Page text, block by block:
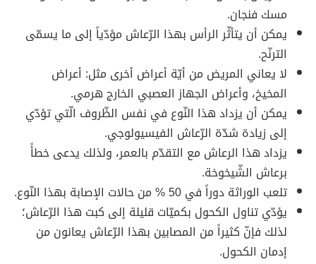
مسك فنجان.
يمكن أن يتأثّر الرأس بهذا الرّعاش مؤدّياً إلى ما يسمّى
الترنّح.
لا يعاني المريض من أيّة أعراض أخرى مثل: أعراض
المخيخ، وأعراض الجهاز العصبي الخارج هرمي.
يمكن أن يزداد هذا النّوع في نفس الظّروف الّتي تؤدّي
إلى زيادة شدّة الرّعاش الفيسيولوجي.
يزداد هذا الرعاش مع التقدّم بالعمر، ولذلك يدعى خطأً
برعاش الشّيخوخة.
تلعب الوراثة دوراً في 50 % من حالات الإصابة بهذا النّوع.
يؤدّي تناول الكحول بكميّات قليلة إلى كبت هذا الرّعاش؛
لذلك فإنّ كثيراً من المصابين بهذا الرّعاش يعانون من
إدمان الكحول.